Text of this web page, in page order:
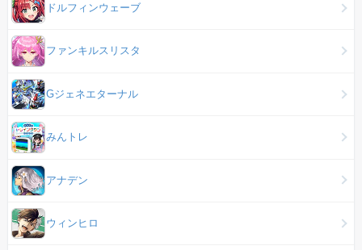
ドルフィンウェーブ
ファンキルスリスタ
Gジェネエターナル
みんトレ
アナデン
ウィンヒロ